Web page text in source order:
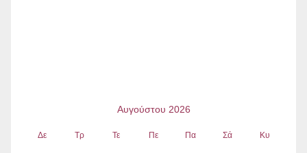
Αυγούστου 2026
Δε Τρ Τε Πε Πα Σά Κυ